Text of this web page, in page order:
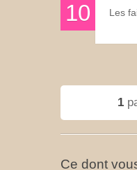
Les
1
Ce dont